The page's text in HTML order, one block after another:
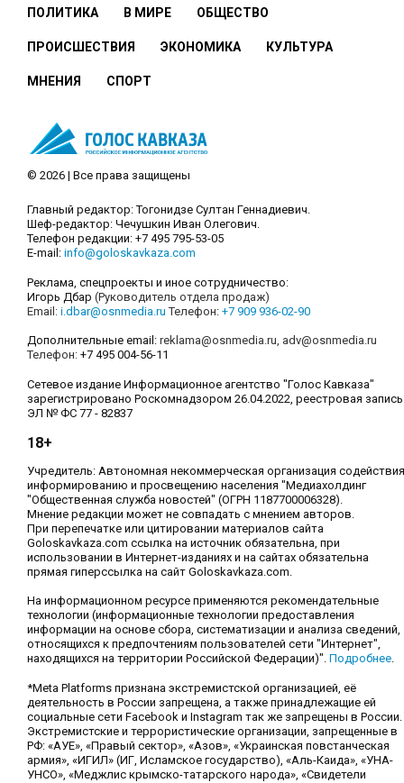
ПОЛИТИКА В МИРЕ ОБЩЕСТВО
ПРОИСШЕСТВИЯ ЭКОНОМИКА КУЛЬТУРА
МНЕНИЯ СПОРТ
© 2026 | Все права защищены
Главный редактор: Тогонидзе Султан Геннадиевич.
Шеф-редактор: Чечушкин Иван Олегович.
Телефон редакции: +7 495 795-53-05
E-mail: info@goloskavkaza.com
Реклама, спецпроекты и иное сотрудничество:
Игорь Дбар (Руководитель отдела продаж)
Email: i.dbar@osnmedia.ru Телефон: +7 909 936-02-90
Дополнительные email: reklama@osnmedia.ru, adv@osnmedia.ru
Телефон: +7 495 004-56-11
Сетевое издание Информационное агентство "Голос Кавказа"
зарегистрировано Роскомнадзором 26.04.2022, реестровая запись
ЭЛ № ФС 77 - 82837
18+
Учредитель: Автономная некоммерческая организация содействия
информированию и просвещению населения "Медиахолдинг
"Общественная служба новостей" (ОГРН 1187700006328).
Мнение редакции может не совпадать с мнением авторов.
При перепечатке или цитировании материалов сайта
Goloskavkaza.com ссылка на источник обязательна, при
использовании в Интернет-изданиях и на сайтах обязательна
прямая гиперссылка на сайт Goloskavkaza.com.
На информационном ресурсе применяются рекомендательные
технологии (информационные технологии предоставления
информации на основе сбора, систематизации и анализа сведений,
относящихся к предпочтениям пользователей сети "Интернет",
находящихся на территории Российской Федерации)". Подробнее.
*Meta Platforms признана экстремистской организацией, её
деятельность в России запрещена, а также принадлежащие ей
социальные сети Facebook и Instagram так же запрещены в России.
Экстремистские и террористические организации, запрещенные в
РФ: «АУЕ», «Правый сектор», «Азов», «Украинская повстанческая
армия», «ИГИЛ» (ИГ, Исламское государство), «Аль-Каида», «УНА-
УНСО», «Меджлис крымско-татарского народа», «Свидетели